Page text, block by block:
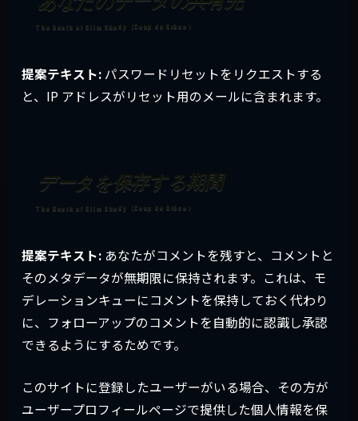
提案テキスト:パスワードリセットをリクエストする
と、IP アドレスがリセット用のメールに含まれます。
データを保存する期間
提案テキスト: あなたがコメントを残すと、コメントと
そのメタデータが無期限に保持されます。これは、モ
デレーションキューにコメントを保持しておく代わり
に、フォローアップのコメントを自動的に認識し承認
できるようにするためです。
このサイトに登録したユーザーがいる場合、その方が
ユーザープロフィールページで提供した個人情報を保